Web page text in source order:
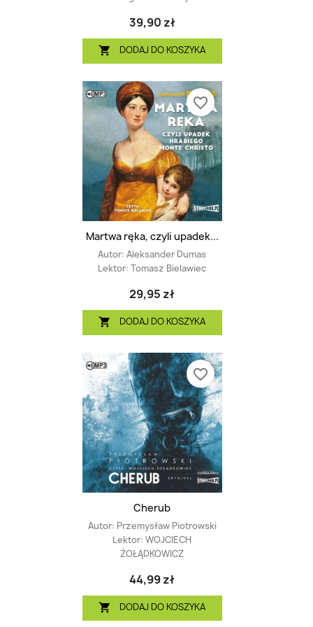
39,90 zł
 DODAJ DO KOSZYKA
Martwa ręka, czyli upadek...
Autor: Aleksander Dumas
Lektor: Tomasz Bielawiec
29,95 zł
 DODAJ DO KOSZYKA
favorite_border
Cherub
Autor: Przemysław Piotrowski
Lektor: WOJCIECH
ŻOŁĄDKOWICZ
44,99 zł
 DODAJ DO KOSZYKA
favorite_border